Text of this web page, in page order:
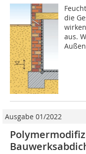
die
aus.
Ausgabe 01/2022